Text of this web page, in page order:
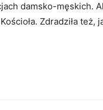
damsko-męskich.
Zdradziła też,